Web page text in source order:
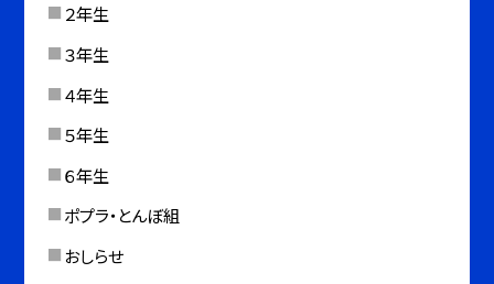
２年生
３年生
４年生
５年生
６年生
ポプラ・とんぼ組
おしらせ